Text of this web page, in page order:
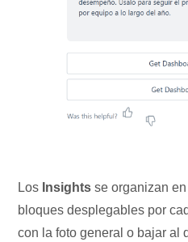
Los Insights se organizan
bloques desplegables por
con la foto general o bajar al